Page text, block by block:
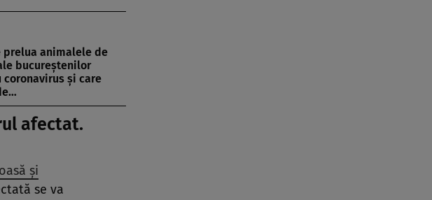
prelua animalele de
bucureştenilor
şi care
afectat.
şi
se va